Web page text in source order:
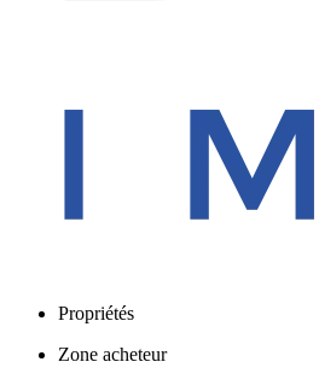
Propriétés
Zone acheteur